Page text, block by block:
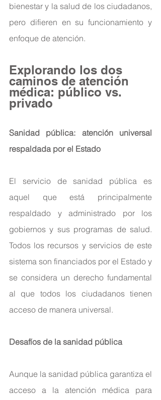
bienestar y la salud de los ciudadanos,
pero difieren en su funcionamiento y
enfoque de atención.
Explorando los dos
caminos de atención
médica: público vs.
privado
Sanidad pública: atención universal
respaldada por el Estado
El servicio de sanidad pública es
aquel que está principalmente
respaldado y administrado por los
gobiernos y sus programas de salud.
Todos los recursos y servicios de este
sistema son financiados por el Estado y
se considera un derecho fundamental
al que todos los ciudadanos tienen
acceso de manera universal.
Desafíos de la sanidad pública
Aunque la sanidad pública garantiza el
acceso a la atención médica para